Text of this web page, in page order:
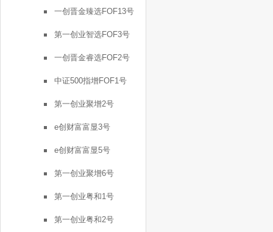
一创晋金臻选FOF13号
第一创业智选FOF3号
一创晋金睿选FOF2号
中证500指增FOF1号
第一创业聚增2号
e创财富富显3号
e创财富富显5号
第一创业聚增6号
第一创业粤和1号
第一创业粤和2号